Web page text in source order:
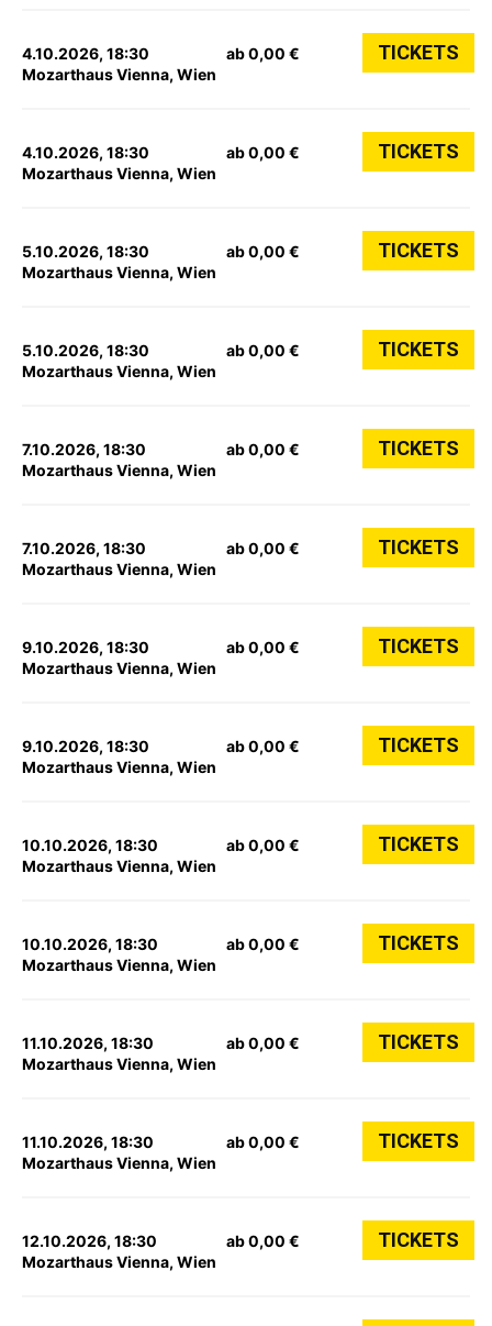
4.10.2026, 18:30
Mozarthaus Vienna, Wien
ab 0,00 € TICKETS
4.10.2026, 18:30
Mozarthaus Vienna, Wien
ab 0,00 € TICKETS
5.10.2026, 18:30
Mozarthaus Vienna, Wien
ab 0,00 € TICKETS
5.10.2026, 18:30
Mozarthaus Vienna, Wien
ab 0,00 € TICKETS
7.10.2026, 18:30
Mozarthaus Vienna, Wien
ab 0,00 € TICKETS
7.10.2026, 18:30
Mozarthaus Vienna, Wien
ab 0,00 € TICKETS
9.10.2026, 18:30
Mozarthaus Vienna, Wien
ab 0,00 € TICKETS
9.10.2026, 18:30
Mozarthaus Vienna, Wien
ab 0,00 € TICKETS
10.10.2026, 18:30
Mozarthaus Vienna, Wien
ab 0,00 € TICKETS
10.10.2026, 18:30
Mozarthaus Vienna, Wien
ab 0,00 € TICKETS
11.10.2026, 18:30
Mozarthaus Vienna, Wien
ab 0,00 € TICKETS
11.10.2026, 18:30
Mozarthaus Vienna, Wien
ab 0,00 € TICKETS
12.10.2026, 18:30
Mozarthaus Vienna, Wien
ab 0,00 € TICKETS